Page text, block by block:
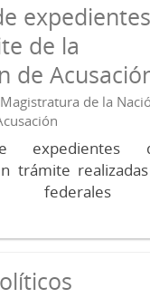
expedientes
de la
de
de la
expedientes
trámite
federales